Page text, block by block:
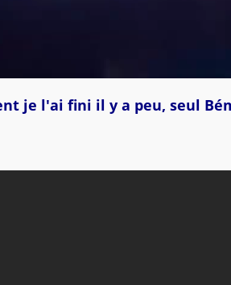
je l'ai fini il y a peu, seul